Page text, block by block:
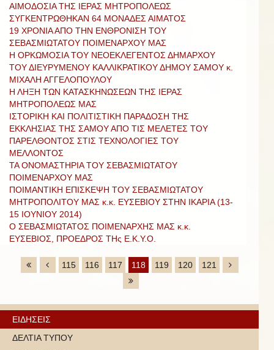
ΑΙΜΟΔΟΣΙΑ ΤΗΣ ΙΕΡΑΣ ΜΗΤΡΟΠΟΛΕΩΣ
ΣΥΓΚΕΝΤΡΩΘΗΚΑΝ 64 ΜΟΝΑΔΕΣ ΑΙΜΑΤΟΣ
19 ΧΡΟΝΙΑ ΑΠΟ ΤΗΝ ΕΝΘΡΟΝΙΣΗ ΤΟΥ
ΣΕΒΑΣΜΙΩΤΑΤΟΥ ΠΟΙΜΕΝΑΡΧΟΥ ΜΑΣ
Η ΟΡΚΩΜΟΣΙΑ ΤΟΥ ΝΕΟΕΚΛΕΓΕΝΤΟΣ ΔΗΜΑΡΧΟΥ
ΤΟΥ ΔΙΕΥΡΥΜΕΝΟΥ ΚΑΛΛΙΚΡΑΤΙΚΟΥ ΔΗΜΟΥ ΣΑΜΟΥ κ.
ΜΙΧΑΛΗ ΑΓΓΕΛΟΠΟΥΛΟΥ
Η ΛΗΞΗ ΤΩΝ ΚΑΤΑΣΚΗΝΩΣΕΩΝ ΤΗΣ ΙΕΡΑΣ
ΜΗΤΡΟΠΟΛΕΩΣ ΜΑΣ
ΙΣΤΟΡΙΚΗ ΚΑΙ ΠΟΛΙΤΙΣΤΙΚΗ ΠΑΡΑΔΟΣΗ ΤΗΣ
ΕΚΚΛΗΣΙΑΣ ΤΗΣ ΣΑΜΟΥ ΑΠΟ ΤΙΣ ΜΕΛΕΤΕΣ ΤΟΥ
ΠΑΡΕΛΘΟΝΤΟΣ ΣΤΙΣ ΤΕΧΝΟΛΟΓΙΕΣ ΤΟΥ
ΜΕΛΛΟΝΤΟΣ
ΤΑ ΟΝΟΜΑΣΤΗΡΙΑ ΤΟΥ ΣΕΒΑΣΜΙΩΤΑΤΟΥ
ΠΟΙΜΕΝΑΡΧΟΥ ΜΑΣ
ΠΟΙΜΑΝΤΙΚΗ ΕΠΙΣΚΕΨΗ ΤΟΥ ΣΕΒΑΣΜΙΩΤΑΤΟΥ
ΜΗΤΡΟΠΟΛΙΤΟΥ ΜΑΣ κ.κ. ΕΥΣΕΒΙΟΥ ΣΤΗΝ ΙΚΑΡΙΑ (13-
15 ΙΟΥΝΙΟΥ 2014)
Ο ΣΕΒΑΣΜΙΩΤΑΤΟΣ ΠΟΙΜΕΝΑΡΧΗΣ ΜΑΣ κ.κ.
ΕΥΣΕΒΙΟΣ, ΠΡΟΕΔΡΟΣ ΤΗς Ε.Κ.Υ.Ο.
115 116 117 118 119 120 121
ΕΙΔΗΣΕΙΣ
ΔΕΛΤΙΑ ΤΥΠΟΥ